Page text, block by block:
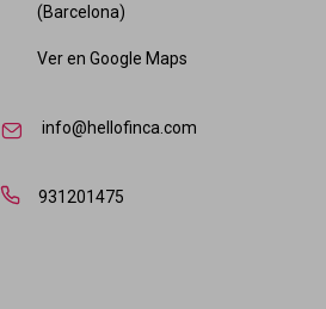
(Barcelona)
Ver en Google Maps
info@hellofinca.com
931201475